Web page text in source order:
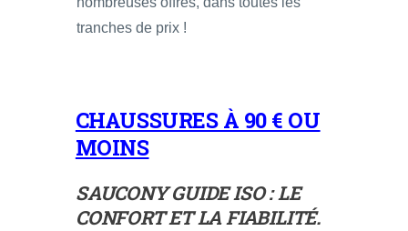
tranches de prix !
CHAUSSURES À 90 € OU
MOINS
SAUCONY GUIDE ISO: LE
CONFORT ET LA FIABILITÉ.